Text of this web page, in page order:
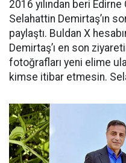
2016 yılından beri
Selahattin Demirtaş’ın
paylaştı. Buldan X
Demirtaş’ı en son
fotoğrafları yeni elime
kimse itibar etmesin.